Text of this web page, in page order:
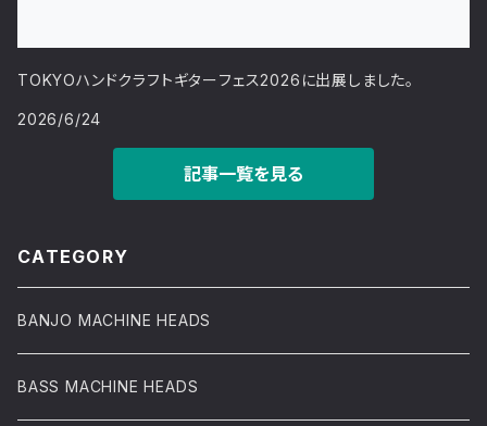
TOKYOハンドクラフトギターフェス2026に出展しました。
2026/6/24
記事一覧を見る
CATEGORY
BANJO MACHINE HEADS
BASS MACHINE HEADS